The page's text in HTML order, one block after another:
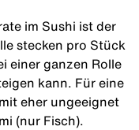
im Sushi ist der
stecken pro Stück
einer ganzen Rolle
kann. Für eine
eher ungeeignet
(nur Fisch).